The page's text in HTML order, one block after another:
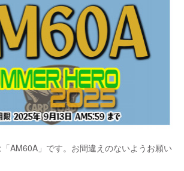
AM60A」です。お間違えのないようお願い